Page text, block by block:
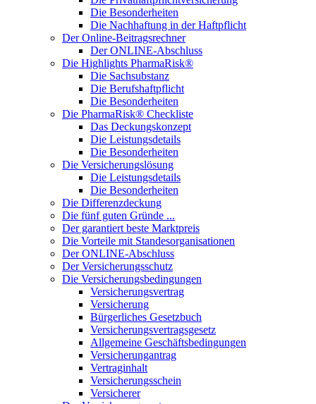
Die Besonderheiten
Die Nachhaftung in der Haftpflicht
Der Online-Beitragsrechner
Der ONLINE-Abschluss
Die Highlights PharmaRisk®
Die Sachsubstanz
Die Berufshaftpflicht
Die Besonderheiten
Die PharmaRisk® Checkliste
Das Deckungskonzept
Die Leistungsdetails
Die Besonderheiten
Die Versicherungslösung
Die Leistungsdetails
Die Besonderheiten
Die Differenzdeckung
Die fünf guten Gründe ...
Der garantiert beste Marktpreis
Die Vorteile mit Standesorganisationen
Der ONLINE-Abschluss
Der Versicherungsschutz
Die Versicherungsbedingungen
Versicherungsvertrag
Versicherung
Bürgerliches Gesetzbuch
Versicherungsvertragsgesetz
Allgemeine Geschäftsbedingungen
Versicherungantrag
Vertraginhalt
Versicherungsschein
Versicherer